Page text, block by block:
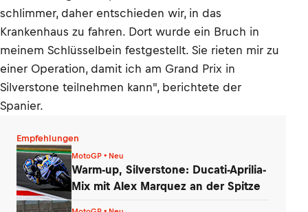
schlimmer, daher entschieden wir, in das
Krankenhaus zu fahren. Dort wurde ein Bruch in
meinem Schlüsselbein festgestellt. Sie rieten mir zu
einer Operation, damit ich am Grand Prix in
Silverstone teilnehmen kann", berichtete der
Spanier.
Empfehlungen
MotoGP • Neu
Warm-up, Silverstone: Ducati-Aprilia-
Mix mit Alex Marquez an der Spitze